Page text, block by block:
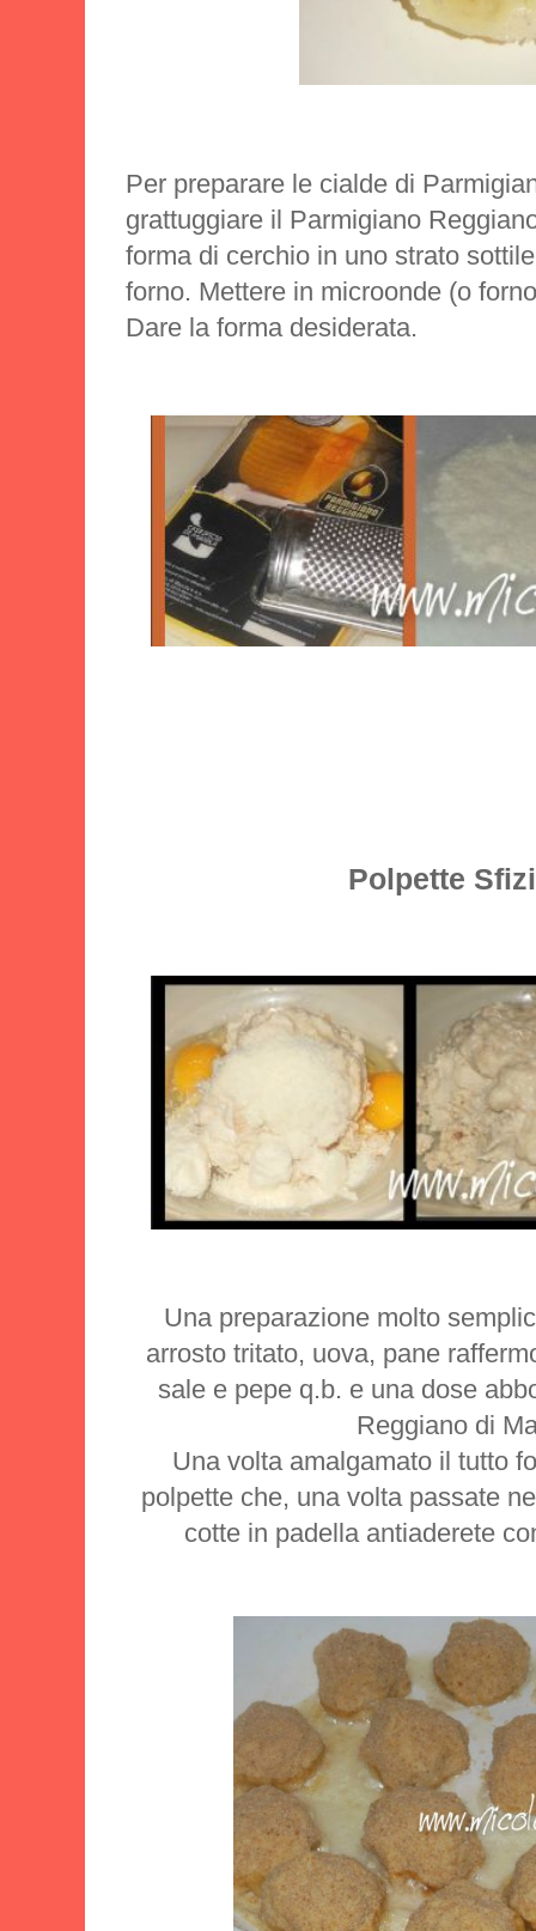
Per preparare le cialde di
grattuggiare il Parmigiano
forma di cerchio in uno strato
forno. Mettere in microonde (o
Dare la forma desiderata.
Polpette
Una preparazione molto
arrosto tritato, uova, pane
sale e pepe q.b. e una dose
Reggiano di
Una volta amalgamato il tutto
polpette che, una volta passate
cotte in padella antiaderete